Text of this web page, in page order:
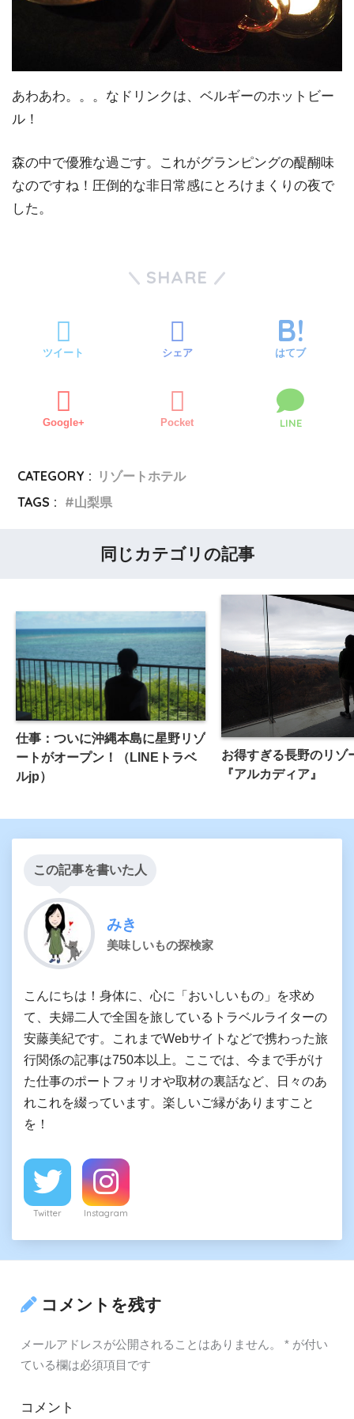
あわあわ。。。なドリンクは、ベルギーのホットビー
ル！
森の中で優雅な過ごす。これがグランピングの醍醐味
なのですね！圧倒的な非日常感にとろけまくりの夜で
した。
SHARE
ツイート シェア はてブ
Google+ Pocket LINE
CATEGORY : リゾートホテル
TAGS :
山梨県
同じカテゴリの記事
仕事：ついに沖縄本島に星野リゾ
ートがオープン！（LINEトラベ
ルjp）
お得すぎる長野のリゾ
『アルカディア』
この記事を書いた人
みき
美味しいもの探検家
こんにちは！身体に、心に「おいしいもの」を求め
て、夫婦二人で全国を旅しているトラベルライターの
安藤美紀です。これまでWebサイトなどで携わった旅
行関係の記事は750本以上。ここでは、今まで手がけ
た仕事のポートフォリオや取材の裏話など、日々のあ
れこれを綴っています。楽しいご縁がありますこと
を！
Twitter Instagram
コメントを残す
メールアドレスが公開されることはありません。 *が付い
ている欄は必須項目です
コメント